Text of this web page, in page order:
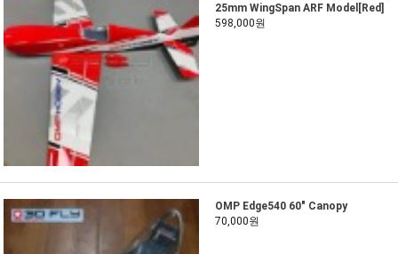
25mm WingSpan ARF Model[Red]
598,000원
OMP Edge540 60" Canopy
70,000원